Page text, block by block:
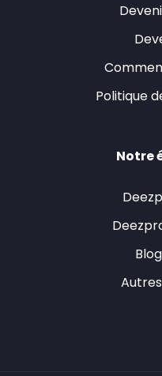
Politique
Notre